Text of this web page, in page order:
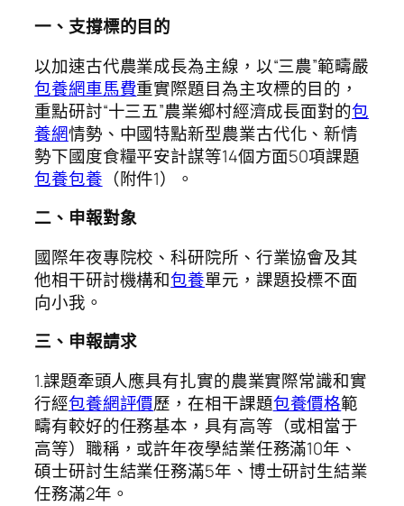
一、支撐標的目的
以加速古代農業成長為主線，以“三農”範疇嚴
包養網車馬費重實際題目為主攻標的目的，
重點研討“十三五”農業鄉村經濟成長面對的包
養網情勢、中國特點新型農業古代化、新情
勢下國度食糧平安計謀等14個方面50項課題
包養包養 （附件1）。
二、申報對象
國際年夜專院校、科研院所、行業協會及其
他相干研討機構和包養單元，課題投標不面
向小我。
三、申報請求
1.課題牽頭人應具有扎實的農業實際常識和實
行經包養網評價歷，在相干課題包養價格範
疇有較好的任務基本，具有高等（或相當于
高等）職稱，或許年夜學結業任務滿10年、
碩士研討生結業任務滿5年、博士研討生結業
任務滿2年。